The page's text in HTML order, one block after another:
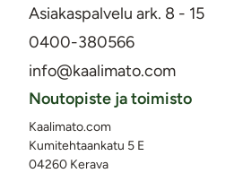
Asiakaspalvelu ark. 8 - 15
0400-380566
info@kaalimato.com
Noutopiste ja toimisto
Kaalimato.com
Kumitehtaankatu 5 E
04260 Kerava